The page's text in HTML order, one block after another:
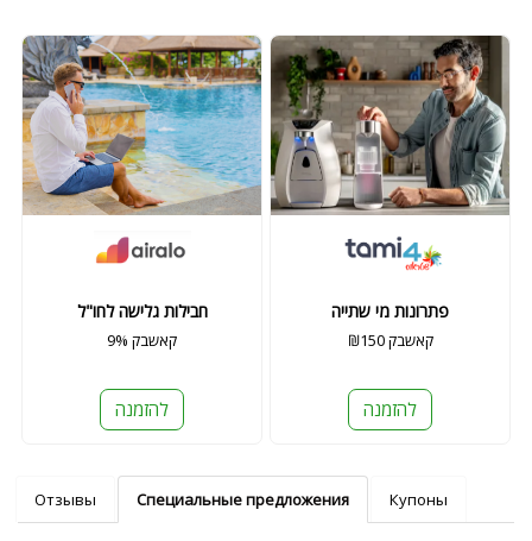
חבילות גלישה לחו"ל
9% קאשבק
להזמנה
פתרונות מי שתייה
₪150 קאשבק
להזמנה
Отзывы Специальные предложения Купоны